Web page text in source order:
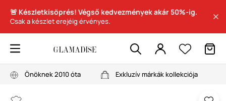
🚨 Készletkisöprés! Végső kedvezmények akár 50%-ig.
Csak a készlet erejéig érvényes.
Önöknek 2010 óta Exkluzív márkák kollekciója